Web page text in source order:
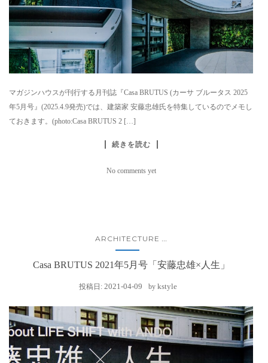
マガジンハウスが刊行する月刊誌『Casa BRUTUS (カーサ ブルータス 2025
年5月号』(2025.4.9発売)では、建築家 安藤忠雄氏を特集しているのでメモし
ておきます。(photo:Casa BRUTUS 2 […]
続きを読む
No comments yet
ARCHITECTURE
Casa BRUTUS 2021年5月号「安藤忠雄×人生」
投稿日: 2021-04-09 by kstyle